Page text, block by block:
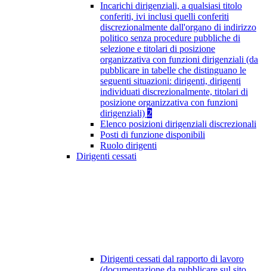
Incarichi dirigenziali, a qualsiasi titolo
conferiti, ivi inclusi quelli conferiti
discrezionalmente dall'organo di indirizzo
politico senza procedure pubbliche di
selezione e titolari di posizione
organizzativa con funzioni dirigenziali (da
pubblicare in tabelle che distinguano le
seguenti situazioni: dirigenti, dirigenti
individuati discrezionalmente, titolari di
posizione organizzativa con funzioni
dirigenziali) 2
Elenco posizioni dirigenziali discrezionali
Posti di funzione disponibili
Ruolo dirigenti
Dirigenti cessati
Dirigenti cessati dal rapporto di lavoro